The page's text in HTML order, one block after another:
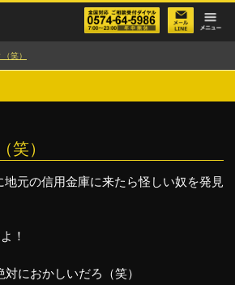
笑）
笑）
地元の信用金庫に来たら怪しい奴を発見
！
におかしいだろ（笑）